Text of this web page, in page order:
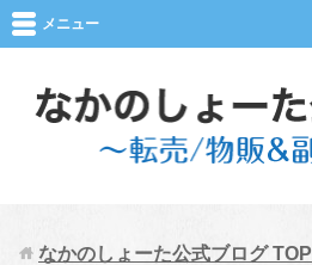
メニュー
なかのしょーた公式ブログTOP